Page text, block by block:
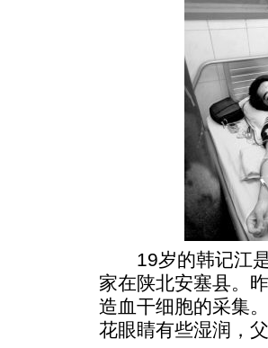
19岁的韩记江是
家在陕北安塞县。
造血干细胞的采集
花眼睛有些湿润，